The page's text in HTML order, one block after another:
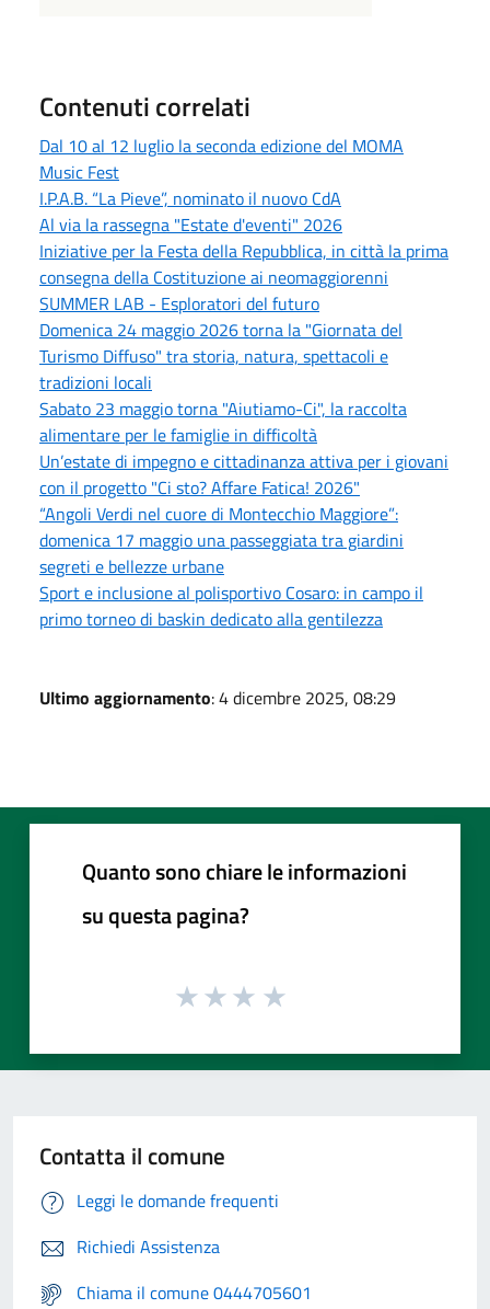
Contenuti correlati
Dal 10 al 12 luglio la seconda edizione del MOMA
Music Fest
I.P.A.B. “La Pieve”, nominato il nuovo CdA
Al via la rassegna "Estate d'eventi" 2026
Iniziative per la Festa della Repubblica, in città la prima
consegna della Costituzione ai neomaggiorenni
SUMMER LAB - Esploratori del futuro
Domenica 24 maggio 2026 torna la "Giornata del
Turismo Diffuso" tra storia, natura, spettacoli e
tradizioni locali
Sabato 23 maggio torna "Aiutiamo-Ci", la raccolta
alimentare per le famiglie in difficoltà
Un’estate di impegno e cittadinanza attiva per i giovani
con il progetto "Ci sto? Affare Fatica! 2026"
“Angoli Verdi nel cuore di Montecchio Maggiore”:
domenica 17 maggio una passeggiata tra giardini
segreti e bellezze urbane
Sport e inclusione al polisportivo Cosaro: in campo il
primo torneo di baskin dedicato alla gentilezza
Ultimo aggiornamento: 4 dicembre 2025, 08:29
Quanto sono chiare le informazioni
su questa pagina?
Contatta il comune
Leggi le domande frequenti
Richiedi Assistenza
Chiama il comune 0444705601